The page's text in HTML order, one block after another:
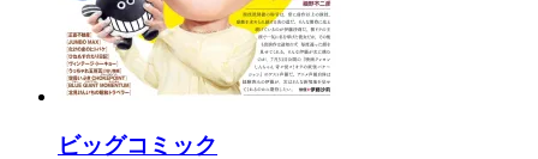
ビッグコミック